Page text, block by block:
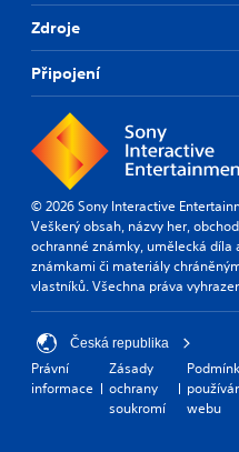
Zdroje
Připojení
© 2026 Sony Interactive
Veškerý obsah, názvy her,
ochranné známky, umělecká díla
známkami či materiály
vlastníků. Všechna práva
Česká republika
Právní
informace
Zásady
ochrany
soukromí
webu